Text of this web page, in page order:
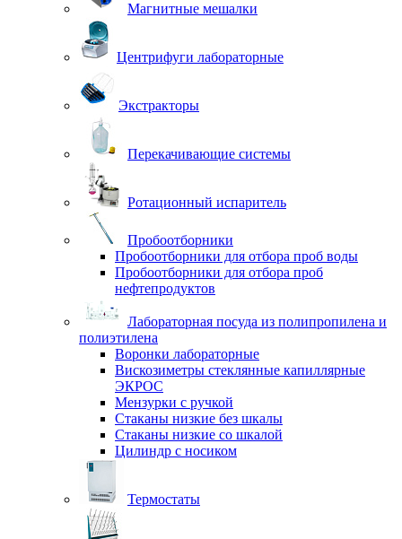
Магнитные мешалки
Центрифуги лабораторные
Экстракторы
Перекачивающие системы
Ротационный испаритель
Пробоотборники
Пробоотборники для отбора проб воды
Пробоотборники для отбора проб
нефтепродуктов
Лабораторная посуда из полипропилена и
полиэтилена
Воронки лабораторные
Вискозиметры стеклянные капиллярные
ЭКРОС
Мензурки с ручкой
Стаканы низкие без шкалы
Стаканы низкие со шкалой
Цилиндр с носиком
Термостаты